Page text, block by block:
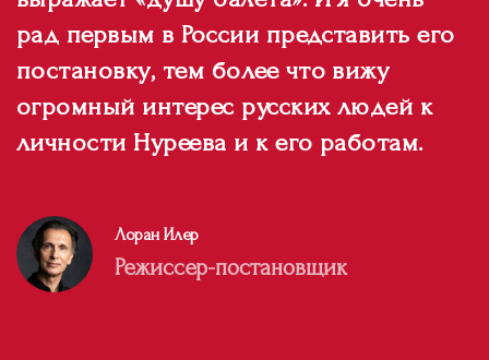
рад первым в России представить его
постановку, тем более что вижу
огромный интерес русских людей к
личности Нуреева и к его работам.
Лоран Илер
Режиссер-постановщик